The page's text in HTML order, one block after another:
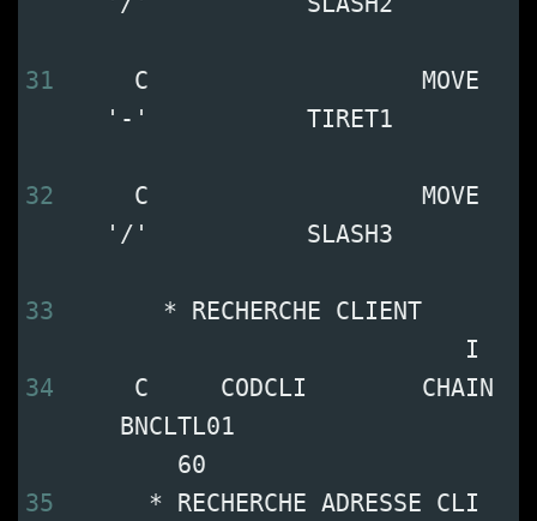
31
C                   MOVE
'-'           TIRET1
32
C                   MOVE
'/'           SLASH3
33
* RECHERCHE CLIENT
I
34
C     CODCLI        CHAIN
BNCLTL01
35
* RECHERCHE ADRESSE CLI